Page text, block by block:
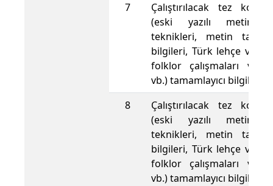
7
Çalıştırılacak tez
(eski yazılı
teknikleri, metin
bilgileri, Türk lehçe ve
folklor çalışmaları ve
vb.) tamamlayıcı bilgiler
8
Çalıştırılacak tez
(eski yazılı
teknikleri, metin
bilgileri, Türk lehçe ve
folklor çalışmaları ve
vb.) tamamlayıcı bilgiler